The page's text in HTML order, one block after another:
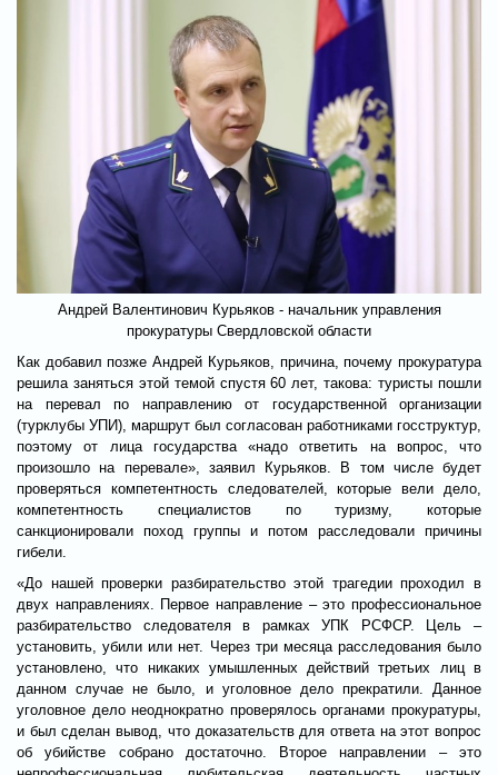
Андрей Валентинович Курьяков - начальник управления
прокуратуры Свердловской области
Как добавил позже Андрей Курьяков, причина, почему прокуратура
решила заняться этой темой спустя 60 лет, такова: туристы пошли
на перевал по направлению от государственной организации
(турклубы УПИ), маршрут был согласован работниками госструктур,
поэтому от лица государства «надо ответить на вопрос, что
произошло на перевале», заявил Курьяков. В том числе будет
проверяться компетентность следователей, которые вели дело,
компетентность специалистов по туризму, которые
санкционировали поход группы и потом расследовали причины
гибели.
«До нашей проверки разбирательство этой трагедии проходил в
двух направлениях. Первое направление – это профессиональное
разбирательство следователя в рамках УПК РСФСР. Цель –
установить, убили или нет. Через три месяца расследования было
установлено, что никаких умышленных действий третьих лиц в
данном случае не было, и уголовное дело прекратили. Данное
уголовное дело неоднократно проверялось органами прокуратуры,
и был сделан вывод, что доказательств для ответа на этот вопрос
об убийстве собрано достаточно. Второе направлении – это